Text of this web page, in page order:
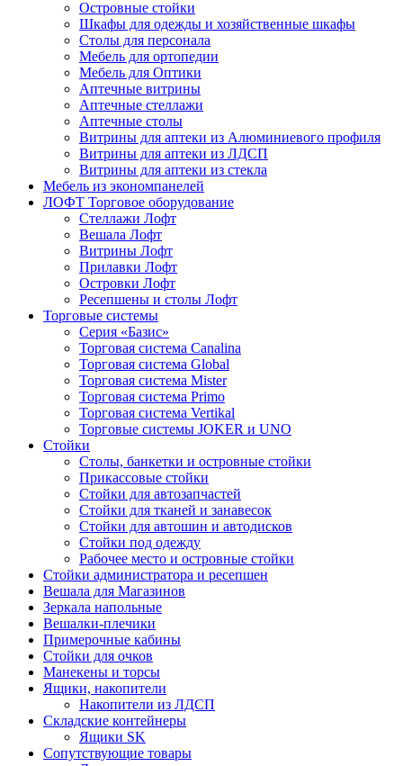
Островные стойки
Шкафы для одежды и хозяйственные шкафы
Столы для персонала
Мебель для ортопедии
Мебель для Оптики
Аптечные витрины
Аптечные стеллажи
Аптечные столы
Витрины для аптеки из Алюминиевого профиля
Витрины для аптеки из ЛДСП
Витрины для аптеки из стекла
Мебель из экономпанелей
ЛОФТ Торговое оборудование
Стеллажи Лофт
Вешала Лофт
Витрины Лофт
Прилавки Лофт
Островки Лофт
Ресепшены и столы Лофт
Торговые системы
Серия «Базис»
Торговая система Canalina
Торговая система Global
Торговая система Mister
Торговая система Primo
Торговая система Vertikal
Торговые системы JOKER и UNO
Стойки
Столы, банкетки и островные стойки
Прикассовые стойки
Стойки для автозапчастей
Стойки для тканей и занавесок
Стойки для автошин и автодисков
Стойки под одежду
Рабочее место и островные стойки
Стойки администратора и ресепшен
Вешала для Магазинов
Зеркала напольные
Вешалки-плечики
Примерочные кабины
Стойки для очков
Манекены и торсы
Ящики, накопители
Накопители из ЛДСП
Складские контейнеры
Ящики SK
Сопутствующие товары